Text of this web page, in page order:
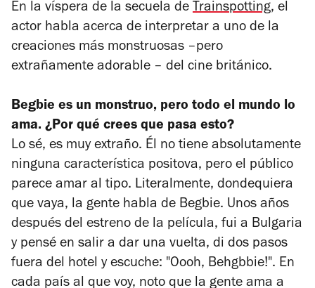
En la víspera de la secuela de Trainspotting, el
actor habla acerca de interpretar a uno de la
creaciones más monstruosas –pero
extrañamente adorable – del cine británico.
Begbie es un monstruo, pero todo el mundo lo
ama. ¿Por qué crees que pasa esto?
Lo sé, es muy extraño. Él no tiene absolutamente
ninguna característica positova, pero el público
parece amar al tipo. Literalmente, dondequiera
que vaya, la gente habla de Begbie. Unos años
después del estreno de la película, fui a Bulgaria
y pensé en salir a dar una vuelta, di dos pasos
fuera del hotel y escuche: "Oooh, Behgbbie!". En
cada país al que voy, noto que la gente ama a